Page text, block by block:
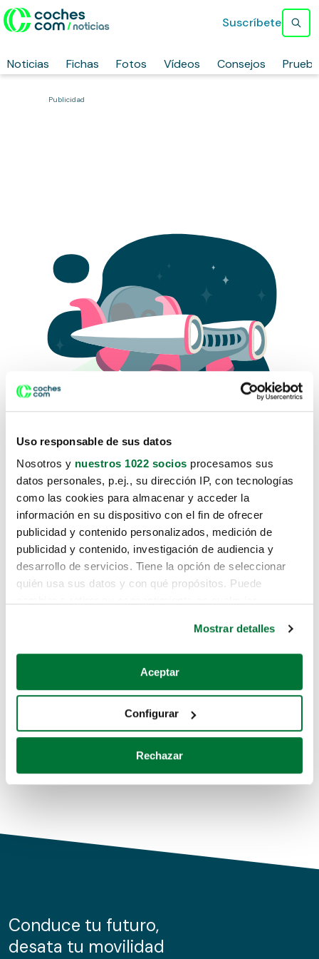
Uso responsable de sus datos
Nosotros y nuestros 1022 socios procesamos sus
datos personales, p.ej., su dirección IP, con tecnologías
como las cookies para almacenar y acceder la
información en su dispositivo con el fin de ofrecer
publicidad y contenido personalizados, medición de
publicidad y contenido, investigación de audiencia y
desarrollo de servicios. Tiene la opción de seleccionar
quién usa sus datos y con qué propósitos. Puede
Si lo permite, también quisiéramos:
Recopilar información sobre su ubicación geográfica
Identificar su dispositivo analizándolo activamente
para buscar características específicas (huellas
Obtenga más información sobre cómo se procesan sus
de cookies.
información sobre el uso que haga del sitio web con
nuestros partners de redes sociales, publicidad y análisis
Mostrar detalles
Aceptar
Configurar
Rechazar
Noticias Fichas Fotos Vídeos Consejos
Suscríbete
Publicidad
Lo sentimos, no sabemos como
te hemos traido hasta aquí.
Pero puedes encontrar el coche que estás
buscando en alguno de estos enlaces:
Coches de segunda mano
Coches de km0
Conduce tu futuro,
desata tu movilidad